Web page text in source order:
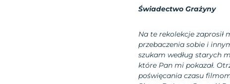
Świadectwo Grażyny
Na te rekolekcje zaprosił
przebaczenia sobie i
szukam według starych
które Pan mi pokazał.
poświęcania czasu